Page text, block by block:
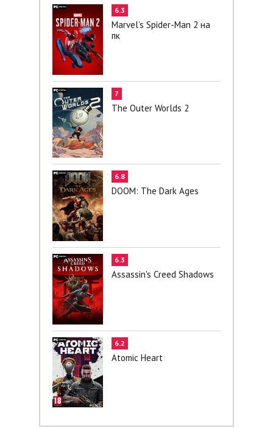
6.3
Marvel’s Spider-Man 2 на
пк
7
The Outer Worlds 2
6.8
DOOM: The Dark Ages
6.3
Assassin's Creed Shadows
6.2
Atomic Heart